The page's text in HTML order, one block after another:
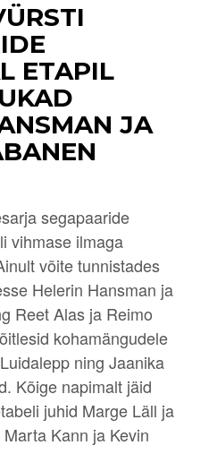
ETAPIL
JA
segapaaride
vihmase ilmaga
võite tunnistades
Helerin Hansman ja
Reet Alas ja Reimo
kohamängudele
ning Jaanika
Kõige napimalt jäid
juhid Marge Läll ja
Kann ja Kevin